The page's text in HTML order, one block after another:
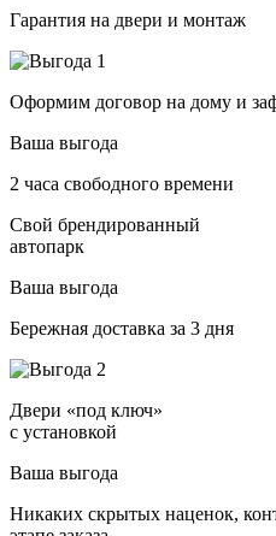
Гарантия на двери и монтаж
Оформим договор на дому и
Ваша выгода
2 часа свободного времени
Свой брендированный
автопарк
Ваша выгода
Бережная доставка за 3 дня
Двери «под ключ»
с установкой
Ваша выгода
Никаких скрытых наценок,